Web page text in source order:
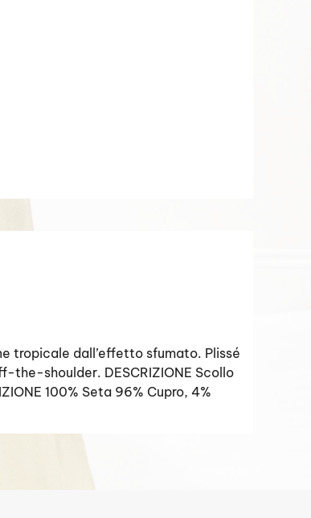
tropicale dall’effetto sfumato. Plissé
the-shoulder. DESCRIZIONE Scollo
100% Seta 96% Cupro, 4%